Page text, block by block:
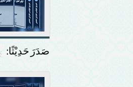
صَدَرَ حَدِيْثًا: